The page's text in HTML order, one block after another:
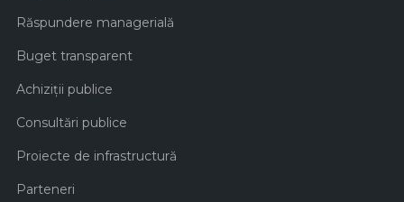
Răspundere managerială
Buget transparent
Achiziţii publice
Consultări publice
Proiecte de infrastructură
Parteneri